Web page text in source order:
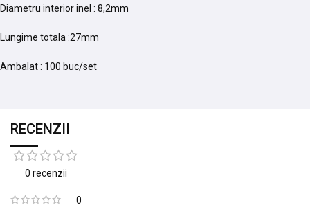
Diametru interior inel : 8,2mm
Lungime totala :27mm
Ambalat : 100 buc/set
RECENZII
0 recenzii
0